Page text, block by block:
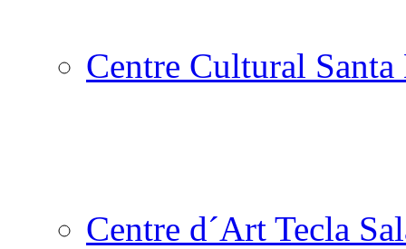
Centre Cultural
Centre d´Art Tecla